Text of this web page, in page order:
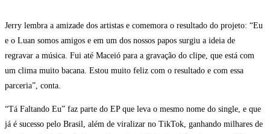
Jerry lembra a amizade dos artistas e comemora o resultado do projeto: “Eu
e o Luan somos amigos e em um dos nossos papos surgiu a ideia de
regravar a música. Fui até Maceió para a gravação do clipe, que está com
um clima muito bacana. Estou muito feliz com o resultado e com essa
parceria”, conta.
“Tá Faltando Eu” faz parte do EP que leva o mesmo nome do single, e que
já é sucesso pelo Brasil, além de viralizar no TikTok, ganhando milhares de